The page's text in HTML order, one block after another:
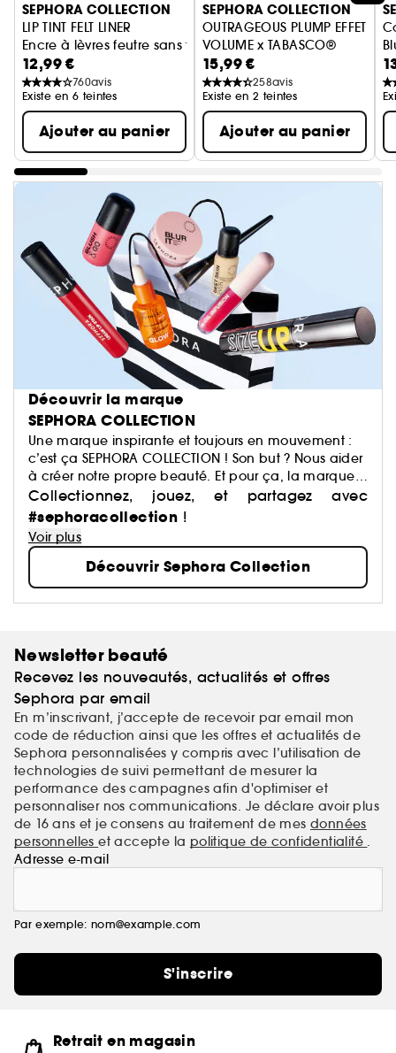
SEPHORA COLLECTION
LIP TINT FELT LINER
Encre à lèvres feutre sans transfert
12,99 €
760avis
Existe en 6 teintes
Ajouter au panier
SEPHORA COLLECTION
OUTRAGEOUS PLUMP EFFET
VOLUME x TABASCO®
Repulpeur lèvres
15,99 €
258avis
Existe en 2 teintes
Ajouter au panier
Découvrir la marque
SEPHORA COLLECTION
Une marque inspirante et toujours en mouvement :
c’est ça SEPHORA COLLECTION ! Son but ? Nous aider
à créer notre propre beauté. Et pour ça, la marque
a justement imaginé des centaines de produits : du
maquillage aux soins, du capillaire au parfum, du
bain aux compléments alimentaires,… Avec pour
mission de démocratiser une beauté performante.
Collectionnez, jouez, et partagez avec
#sephoracollection !
Voir plus
Découvrir Sephora Collection
Newsletter beauté
Recevez les nouveautés, actualités et offres
Sephora par email
En m’inscrivant, j’accepte de recevoir par email mon
code de réduction ainsi que les offres et actualités de
Sephora personnalisées y compris avec l’utilisation de
technologies de suivi permettant de mesurer la
performance des campagnes afin d'optimiser et
personnaliser nos communications. Je déclare avoir plus
de 16 ans et je consens au traitement de mes données
personnelleset accepte la politique de confidentialité .
Adresse e-mail
Par exemple: nom@example.com
S'inscrire
Retrait en magasin